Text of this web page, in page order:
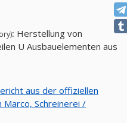
: Herstellung von
U Ausbauelementen aus
aus der offiziellen
Marco, Schreinerei /